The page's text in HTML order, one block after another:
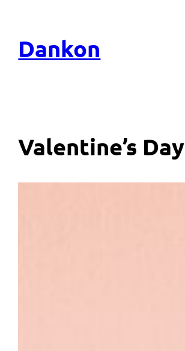
Dankon
Valentine’s Day